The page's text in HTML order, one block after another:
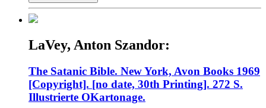
LaVey, Anton Szandor:
The Satanic Bible. New York, Avon Books 1969
[Copyright]. [no date, 30th Printing]. 272 S.
Illustrierte OKartonage.